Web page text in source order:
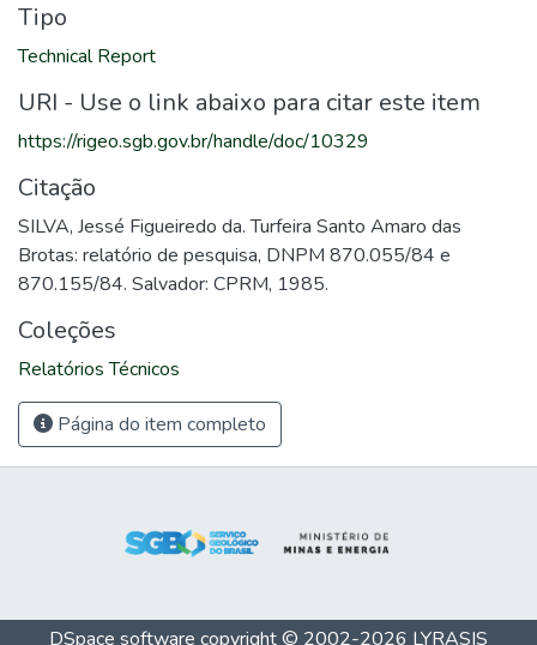
Tipo
Technical Report
URI - Use o link abaixo para citar este item
https://rigeo.sgb.gov.br/handle/doc/10329
Citação
SILVA, Jessé Figueiredo da. Turfeira Santo Amaro das
Brotas: relatório de pesquisa, DNPM 870.055/84 e
870.155/84. Salvador: CPRM, 1985.
Coleções
Relatórios Técnicos
Página do item completo
DSpace software copyright © 2002-2026 LYRASIS